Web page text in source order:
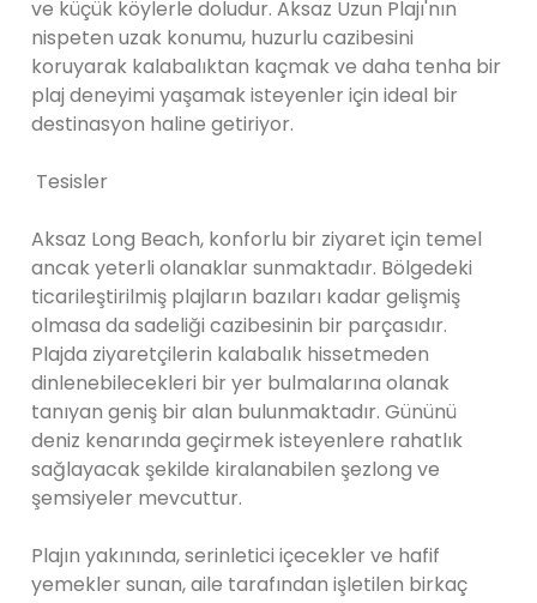
ve küçük köylerle doludur. Aksaz Uzun Plajı'nın
nispeten uzak konumu, huzurlu cazibesini
koruyarak kalabalıktan kaçmak ve daha tenha bir
plaj deneyimi yaşamak isteyenler için ideal bir
destinasyon haline getiriyor.
Tesisler
Aksaz Long Beach, konforlu bir ziyaret için temel
ancak yeterli olanaklar sunmaktadır. Bölgedeki
ticarileştirilmiş plajların bazıları kadar gelişmiş
olmasa da sadeliği cazibesinin bir parçasıdır.
Plajda ziyaretçilerin kalabalık hissetmeden
dinlenebilecekleri bir yer bulmalarına olanak
tanıyan geniş bir alan bulunmaktadır. Gününü
deniz kenarında geçirmek isteyenlere rahatlık
sağlayacak şekilde kiralanabilen şezlong ve
şemsiyeler mevcuttur.
Plajın yakınında, serinletici içecekler ve hafif
yemekler sunan, aile tarafından işletilen birkaç